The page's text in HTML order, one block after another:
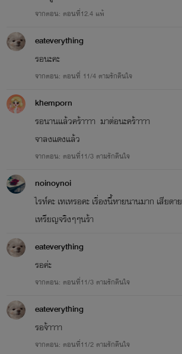
จากตอน: ตอนที่12.4 แพ้
eateverything
รอนะคะ
จากตอน: ตอนที่ 11/4 ตามรักคืนใจ
khemporn
รอนานแล้วคร้าาาา มาต่อนะคร้าาาา
จาลงแดงแล้ว
จากตอน: ตอนที่11/3 ตามรักคืนใจ
noinoynoi
ไรท์คะ เทเหรอคะ เรื่องนี้หายนานมาก เสียดาย
เหรียญจริงๆๆนร้า
eateverything
รอค่ะ
จากตอน: ตอนที่11/3 ตามรักคืนใจ
eateverything
รอจ้าาาา
จากตอน: ตอนที่11/2 ตามรักคืนใจ